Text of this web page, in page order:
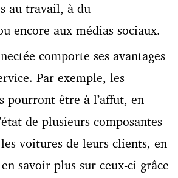
au travail, à du
encore aux médias sociaux.
comporte ses avantages
Par exemple, les
pourront être à l’affut, en
de plusieurs composantes
voitures de leurs clients, en
savoir plus sur ceux-ci grâce